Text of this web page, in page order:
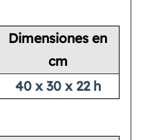
Dimensiones en
cm
40 x 30 x 22 h